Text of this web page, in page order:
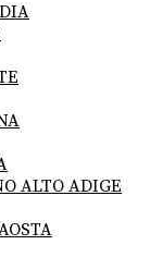
ALTO ADIGE